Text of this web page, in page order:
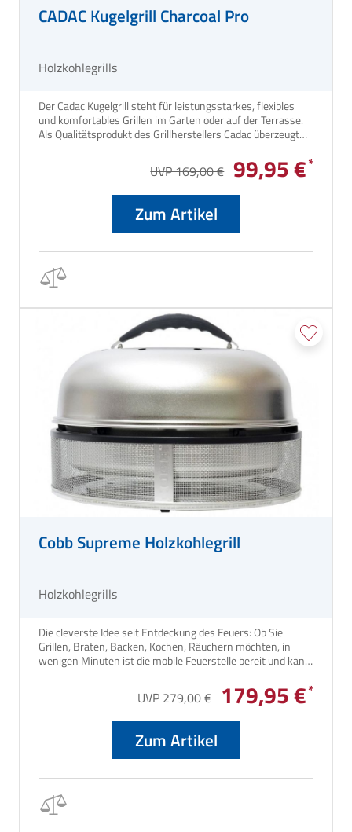
CADAC Kugelgrill Charcoal Pro
Holzkohlegrills
Der Cadac Kugelgrill steht für leistungsstarkes, flexibles
und komfortables Grillen im Garten oder auf der Terrasse.
Als Qualitätsprodukt des Grillherstellers Cadac überzeugt
durchdachtem Design und optimaler Hitzeverteilung.
UVP 169,00 € 99,95 €
Zum Artikel
Cobb Supreme Holzkohlegrill
Holzkohlegrills
Die cleverste Idee seit Entdeckung des Feuers: Ob Sie
Grillen, Braten, Backen, Kochen, Räuchern möchten, in
wenigen Minuten ist die mobile Feuerstelle bereit und kann
UVP 279,00 € 179,95 €
Zum Artikel